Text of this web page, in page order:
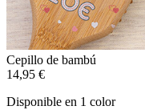
Cepillo de bambú
14,95 €
Disponible en 1 color